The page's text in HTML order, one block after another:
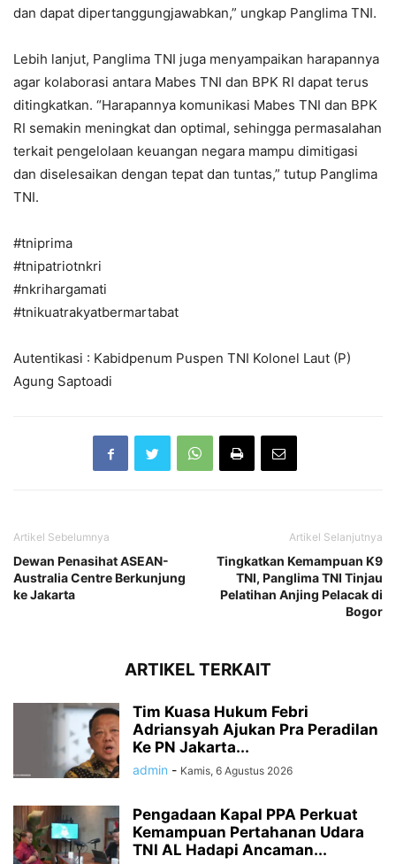
dan dapat dipertanggungjawabkan,” ungkap Panglima TNI.
Lebih lanjut, Panglima TNI juga menyampaikan harapannya
agar kolaborasi antara Mabes TNI dan BPK RI dapat terus
ditingkatkan. “Harapannya komunikasi Mabes TNI dan BPK
RI semakin meningkat dan optimal, sehingga permasalahan
terkait pengelolaan keuangan negara mampu dimitigasi
dan diselesaikan dengan tepat dan tuntas,” tutup Panglima
TNI.
#tniprima
#tnipatriotnkri
#nkrihargamati
#tnikuatrakyatbermartabat
Autentikasi : Kabidpenum Puspen TNI Kolonel Laut (P)
Agung Saptoadi
Artikel Sebelumnya
Dewan Penasihat ASEAN-
Australia Centre Berkunjung
ke Jakarta
Artikel Selanjutnya
Tingkatkan Kemampuan K9
TNI, Panglima TNI Tinjau
Pelatihan Anjing Pelacak di
Bogor
ARTIKEL TERKAIT
Tim Kuasa Hukum Febri
Adriansyah Ajukan Pra Peradilan
Ke PN Jakarta...
admin - Kamis, 6 Agustus 2026
Pengadaan Kapal PPA Perkuat
Kemampuan Pertahanan Udara
TNI AL Hadapi Ancaman...